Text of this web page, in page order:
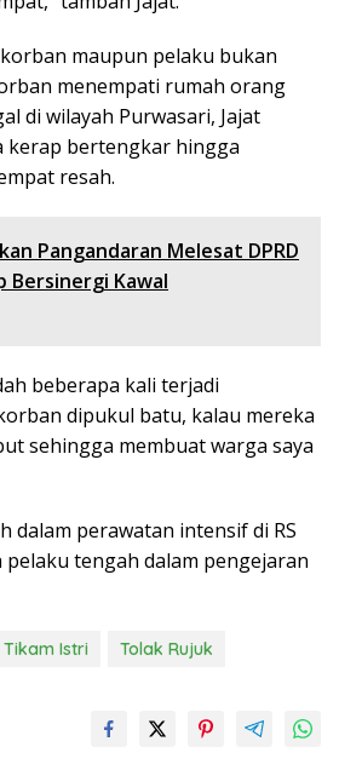
maupun pelaku bukan
menempati rumah orang
di wilayah Purwasari, Jajat
kerap bertengkar hingga
resah.
Pangandaran Melesat DPRD
Bersinergi Kawal
beberapa kali terjadi
dipukul batu, kalau mereka
sehingga membuat warga saya
dalam perawatan intensif di RS
pelaku tengah dalam pengejaran
Tikam Istri Tolak Rujuk